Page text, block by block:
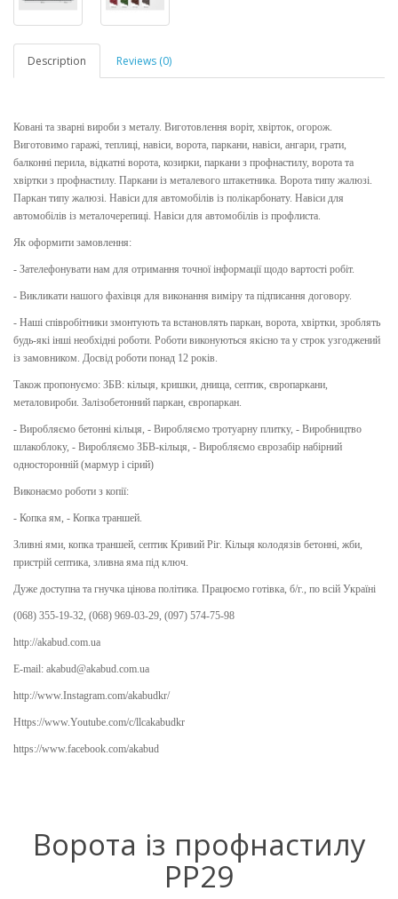
Description Reviews (0)
Ковані та зварні вироби з металу. Виготовлення воріт, хвірток, огорож.
Виготовимо гаражі, теплиці, навіси, ворота, паркани, навіси, ангари, грати,
балконні перила, відкатні ворота, козирки, паркани з профнастилу, ворота та
хвіртки з профнастилу. Паркани із металевого штакетника. Ворота типу жалюзі.
Паркан типу жалюзі. Навіси для автомобілів із полікарбонату. Навіси для
автомобілів із металочерепиці. Навіси для автомобілів із профлиста.
Як оформити замовлення:
- Зателефонувати нам для отримання точної інформації щодо вартості робіт.
- Викликати нашого фахівця для виконання виміру та підписання договору.
- Наші співробітники змонтують та встановлять паркан, ворота, хвіртки, зроблять
будь-які інші необхідні роботи. Роботи виконуються якісно та у строк узгоджений
із замовником. Досвід роботи понад 12 років.
Також пропонуємо: ЗБВ: кільця, кришки, днища, септик, європаркани,
металовироби. Залізобетонний паркан, європаркан.
- Виробляємо бетонні кільця, - Виробляємо тротуарну плитку, - Виробництво
шлакоблоку, - Виробляємо ЗБВ-кільця, - Виробляємо єврозабір набірний
односторонній (мармур і сірий)
Виконаємо роботи з копії:
- Копка ям, - Копка траншей.
Зливні ями, копка траншей, септик Кривий Ріг. Кільця колодязів бетонні, жби,
пристрій септика, зливна яма під ключ.
Дуже доступна та гнучка цінова політика. Працюємо готівка, б/г., по всій Україні
(068) 355-19-32, (068) 969-03-29, (097) 574-75-98
http://akabud.com.ua
E-mail: akabud@akabud.com.ua
http://www.Instagram.com/akabudkr/
Https://www.Youtube.com/c/llcakabudkr ⠀
https://www.facebook.com/akabud
Ворота із профнастилу
PP29